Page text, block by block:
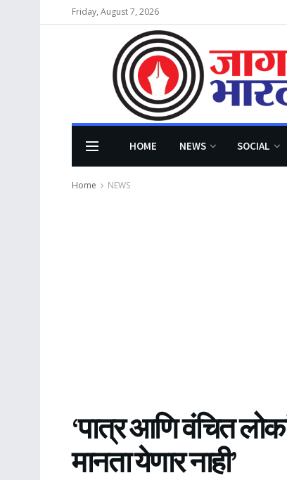
Friday, August 7, 2026
HOME NEWS SOCIAL
Home NEWS
‘पात्र आणि वंचित
मानता येणार नाही’